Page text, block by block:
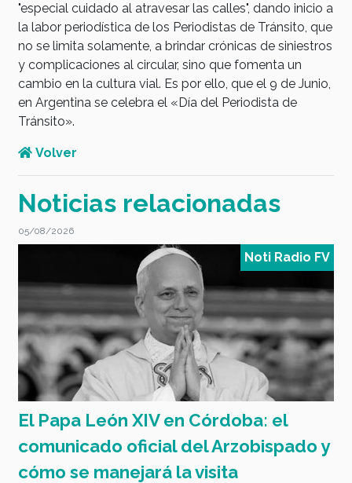
"especial cuidado al atravesar las calles", dando inicio a
la labor periodística de los Periodistas de Tránsito, que
no se limita solamente, a brindar crónicas de siniestros
y complicaciones al circular, sino que fomenta un
cambio en la cultura vial. Es por ello, que el 9 de Junio,
en Argentina se celebra el «Día del Periodista de
Tránsito».
Volver
Noticias relacionadas
05/08/2026
Noti Radio FV
El Papa León XIV en Córdoba: el
comunicado oficial del Arzobispado y
cómo se manejará la visita